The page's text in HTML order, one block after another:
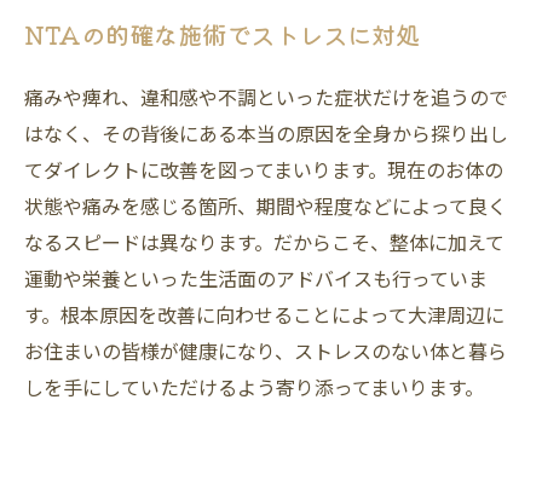
NTAの的確な施術でストレスに対処
痛みや痺れ、違和感や不調といった症状だけを追うので
はなく、その背後にある本当の原因を全身から探り出し
てダイレクトに改善を図ってまいります。現在のお体の
状態や痛みを感じる箇所、期間や程度などによって良く
なるスピードは異なります。だからこそ、整体に加えて
運動や栄養といった生活面のアドバイスも行っていま
す。根本原因を改善に向わせることによって大津周辺に
お住まいの皆様が健康になり、ストレスのない体と暮ら
しを手にしていただけるよう寄り添ってまいります。